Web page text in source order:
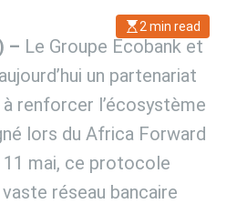
E
s
t
i
m
a
t
d
e
a
t
2 min read
– Le Groupe Ecobank et
un partenariat
renforcer l’écosystème
lors du Africa Forward
mai, ce protocole
réseau bancaire